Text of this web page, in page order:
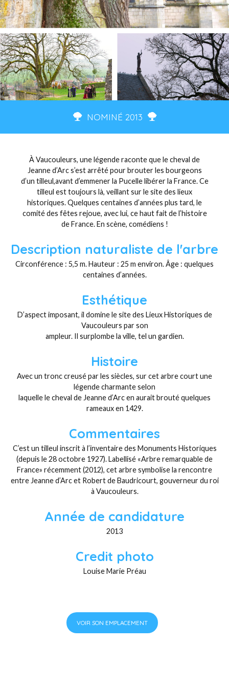
NOMINÉ 2013
À Vaucouleurs, une légende raconte que le cheval de
Jeanne d’Arc s’est arrêté pour brouter les bourgeons
d’un tilleul,avant d’emmener la Pucelle libérer la France. Ce
tilleul est toujours là, veillant sur le site des lieux
historiques. Quelques centaines d’années plus tard, le
comité des fêtes rejoue, avec lui, ce haut fait de l’histoire
de France. En scène, comédiens !
Description naturaliste de l'arbre
Circonférence : 5,5 m. Hauteur : 25 m environ. Âge : quelques
centaines d’années.
Esthétique
D’aspect imposant, il domine le site des Lieux Historiques de
Vaucouleurs par son
ampleur. Il surplombe la ville, tel un gardien.
Histoire
Avec un tronc creusé par les siècles, sur cet arbre court une
légende charmante selon
laquelle le cheval de Jeanne d’Arc en aurait brouté quelques
rameaux en 1429.
Commentaires
C’est un tilleul inscrit à l’inventaire des Monuments Historiques
(depuis le 28 octobre 1927). Labellisé «Arbre remarquable de
France» récemment (2012), cet arbre symbolise la rencontre
entre Jeanne d’Arc et Robert de Baudricourt, gouverneur du roi
à Vaucouleurs.
Année de candidature
2013
Credit photo
Louise Marie Préau
VOIR SON EMPLACEMENT